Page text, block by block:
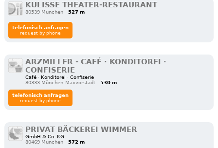
KULISSE THEATER-RESTAURANT
80539 München 527 m
telefonisch anfragen
request by phone
ARZMILLER - CAFÉ · KONDITOREI ·
CONFISERIE
Café · Konditorei · Confiserie
80333 München-Maxvorstadt
530 m
telefonisch anfragen
request by phone
PRIVAT BÄCKEREI WIMMER
GmbH & Co. KG
80469 München
572 m